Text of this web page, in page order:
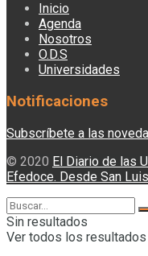
Inicio
Agenda
Nosotros
O.D.S
Universidades
Notificaciones
Subscríbete a las
© 2020 El Diario de las
Efedoce. Desde San Luis
Sin resultados
Ver todos los resultados